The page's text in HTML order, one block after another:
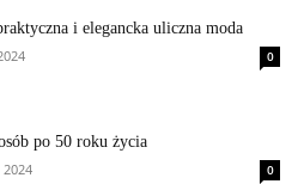
i elegancka uliczna moda
0
po 50 roku życia
2024
0